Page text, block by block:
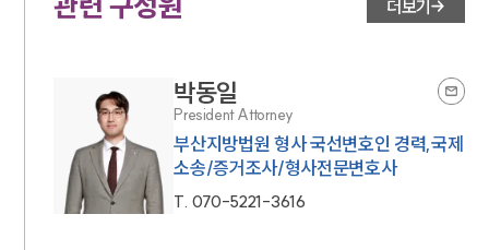
더보기
박동일
President Attorney
부산지방법원 형사 국선변호인 경력,국제
소송/증거조사/형사전문변호사
T. 070-5221-3616